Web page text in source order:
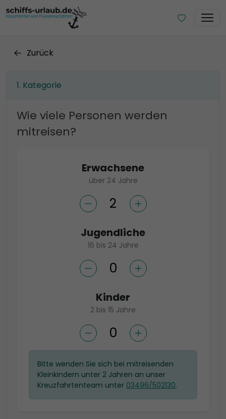
Zurück
Kategorie
Wie viele Personen werden
mitreisen?
Erwachsene
über 24 Jahre
Jugendliche
16 bis 24 Jahre
Kinder
2 bis 15 Jahre
Bitte wenden Sie sich bei mitreisenden
Kleinkindern unter 2 Jahren an unser
Kreuzfahrtenteam unter 03496/502130.